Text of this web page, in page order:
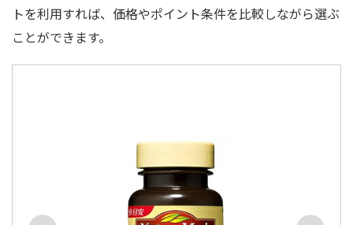
トを利用すれば、価格やポイント条件を比較しながら選ぶ
ことができます。